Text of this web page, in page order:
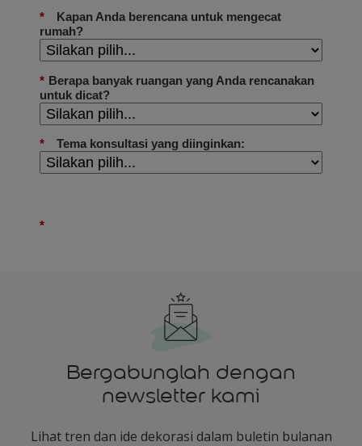
Bergabunglah dengan
newsletter kami
Lihat tren dan ide dekorasi dalam buletin bulanan